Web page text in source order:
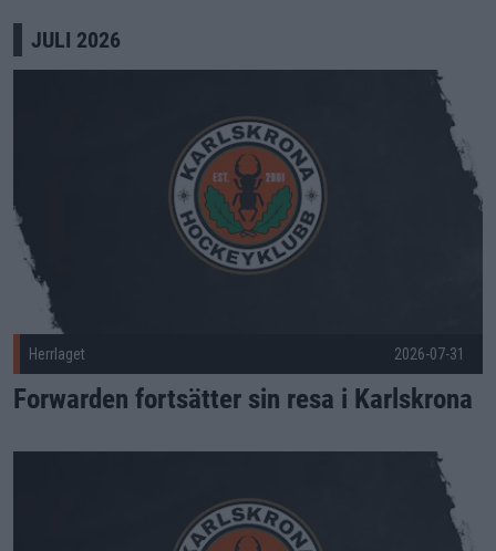
JULI 2026
Forwarden fortsätter sin resa i Karlskrona Publicerad 2026-
Herrlaget 2026-07-31
Forwarden fortsätter sin resa i Karlskrona
Elliot Ekefjärd förlänger med KHK Publicerad 2026-07-31